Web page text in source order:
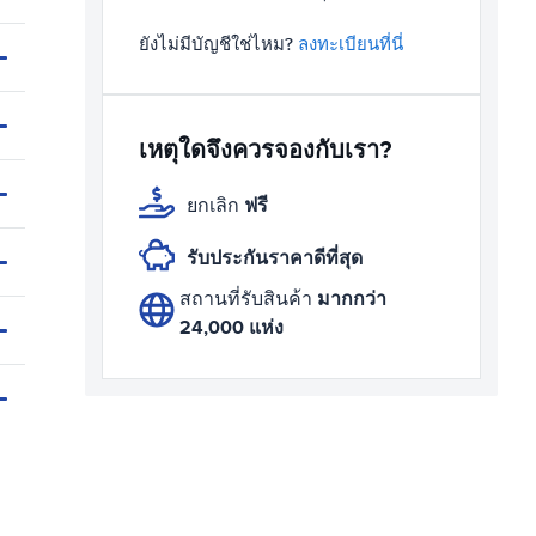
ยังไม่มีบัญชีใช่ไหม? ลงทะเบียนที่นี่
เหตุใดจึงควรจองกับเรา?
ยกเลิก ฟรี
รับประกันราคาดีที่สุด
สถานที่รับสินค้า มากกว่า
24,000 แห่ง